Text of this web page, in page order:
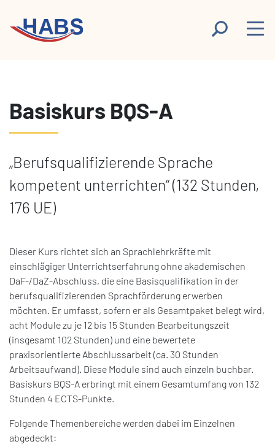
Basiskurs BQS-A
„Berufsqualifizierende Sprache
kompetent unterrichten“ (132 Stunden,
176 UE)
Dieser Kurs richtet sich an Sprachlehrkräfte mit
einschlägiger Unterrichtserfahrung ohne akademischen
DaF-/DaZ-Abschluss, die eine Basisqualifikation in der
berufsqualifizierenden Sprachförderung erwerben
möchten. Er umfasst, sofern er als Gesamtpaket belegt wird,
acht Module zu je 12 bis 15 Stunden Bearbeitungszeit
(insgesamt 102 Stunden) und eine bewertete
praxisorientierte Abschlussarbeit (ca. 30 Stunden
Arbeitsaufwand). Diese Module sind auch einzeln buchbar.
Basiskurs BQS-A erbringt mit einem Gesamtumfang von 132
Stunden 4 ECTS-Punkte.
Folgende Themenbereiche werden dabei im Einzelnen
abgedeckt: